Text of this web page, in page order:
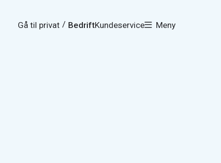
Gå til privat / BedriftKundeservice Meny